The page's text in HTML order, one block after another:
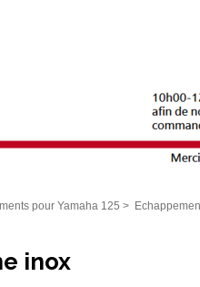
pour Yamaha 125 >
inox